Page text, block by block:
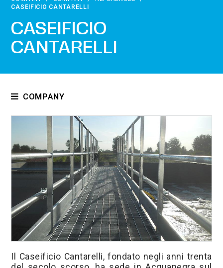
CASEIFICIO CANTARELLI
CASEIFICIO
CANTARELLI
COMPANY
Who we are
Certifications
Regulations
Exhibitions
References
Download
Il Caseificio Cantarelli, fondato negli anni trenta